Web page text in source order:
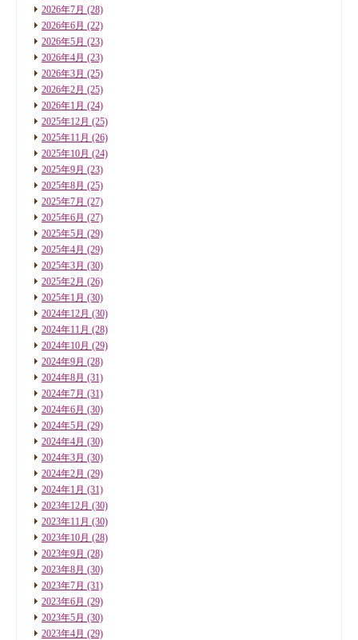
2026年7月 (28)
2026年6月 (22)
2026年5月 (23)
2026年4月 (23)
2026年3月 (25)
2026年2月 (25)
2026年1月 (24)
2025年12月 (25)
2025年11月 (26)
2025年10月 (24)
2025年9月 (23)
2025年8月 (25)
2025年7月 (27)
2025年6月 (27)
2025年5月 (29)
2025年4月 (29)
2025年3月 (30)
2025年2月 (26)
2025年1月 (30)
2024年12月 (30)
2024年11月 (28)
2024年10月 (29)
2024年9月 (28)
2024年8月 (31)
2024年7月 (31)
2024年6月 (30)
2024年5月 (29)
2024年4月 (30)
2024年3月 (30)
2024年2月 (29)
2024年1月 (31)
2023年12月 (30)
2023年11月 (30)
2023年10月 (28)
2023年9月 (28)
2023年8月 (30)
2023年7月 (31)
2023年6月 (29)
2023年5月 (30)
2023年4月 (29)